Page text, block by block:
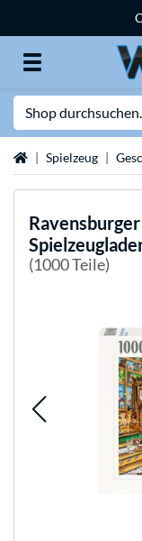
StartseiteSpielzeug
Ravensburger
(1000 Teile)